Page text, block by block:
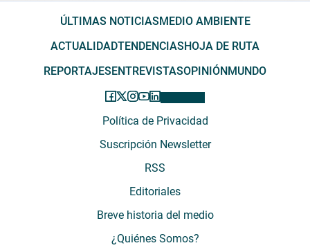
ÚLTIMAS NOTICIASMEDIO AMBIENTE
ACTUALIDADTENDENCIASHOJA DE RUTA
REPORTAJESENTREVISTASOPINIÓNMUNDO
Política de Privacidad
Suscripción Newsletter
RSS
Editoriales
Breve historia del medio
¿Quiénes Somos?